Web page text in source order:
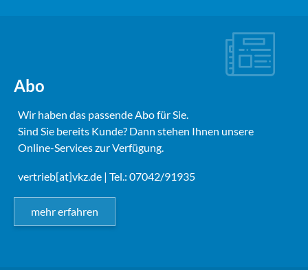
Abo
Wir haben das passende Abo für Sie.
Sind Sie bereits Kunde? Dann stehen Ihnen unsere
Online-Services zur Verfügung.
vertrieb[at]vkz.de | Tel.: 07042/91935
mehr erfahren